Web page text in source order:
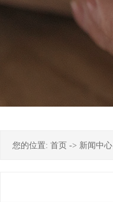
您的位置: 首页 -> 新闻中心